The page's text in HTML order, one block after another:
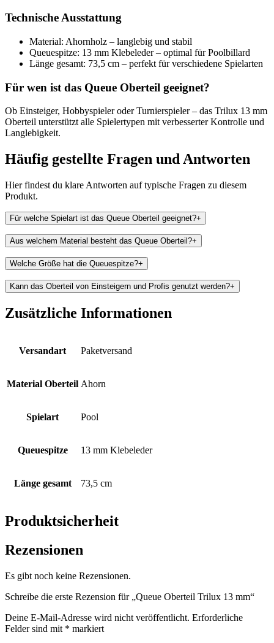
Technische Ausstattung
Material: Ahornholz – langlebig und stabil
Queuespitze: 13 mm Klebeleder – optimal für Poolbillard
Länge gesamt: 73,5 cm – perfekt für verschiedene Spielarten
Für wen ist das Queue Oberteil geeignet?
Ob Einsteiger, Hobbyspieler oder Turnierspieler – das Trilux 13 mm
Oberteil unterstützt alle Spielertypen mit verbesserter Kontrolle und
Langlebigkeit.
Häufig gestellte Fragen undAntworten
Hier findest du klare Antworten auf typische Fragen zu diesem
Produkt.
Für welche Spielart ist das Queue Oberteil geeignet?+
Aus welchem Material besteht das Queue Oberteil?+
Welche Größe hat die Queuespitze?+
Kann das Oberteil von Einsteigern und Profis genutzt werden?+
Zusätzliche Informationen
Versandart Paketversand
Material Oberteil Ahorn
Spielart Pool
Queuespitze 13 mm Klebeleder
Länge gesamt 73,5 cm
Produktsicherheit
Rezensionen
Es gibt noch keine Rezensionen.
Schreibe die erste Rezension für „Queue Oberteil Trilux 13 mm“
Deine E-Mail-Adresse wird nicht veröffentlicht. Erforderliche
Felder sind mit * markiert